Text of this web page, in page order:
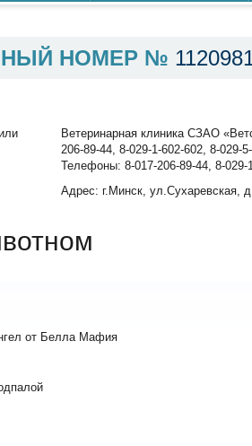
НОМЕР №
Ветеринарная клиника СЗАО
206-89-44, 8-029-1-602-602, 8-029-
Телефоны: 8-017-206-89-44, 8-029-
Адрес: г.Минск, ул.Сухаревская,
от Белла Мафия